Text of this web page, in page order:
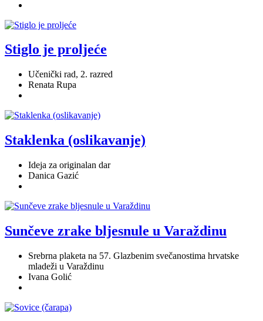
Stiglo je proljeće
Učenički rad, 2. razred
Renata Rupa
Staklenka (oslikavanje)
Ideja za originalan dar
Danica Gazić
Sunčeve zrake bljesnule u Varaždinu
Srebrna plaketa na 57. Glazbenim svečanostima hrvatske
mladeži u Varaždinu
Ivana Golić